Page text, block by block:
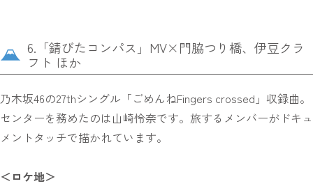
6.「錆びたコンパス」MV×門脇つり橋、伊豆クラ
フト ほか
乃木坂46の27thシングル「ごめんねFingers crossed」収録曲。
センターを務めたのは山崎怜奈です。旅するメンバーがドキュ
メントタッチで描かれています。
＜ロケ地＞